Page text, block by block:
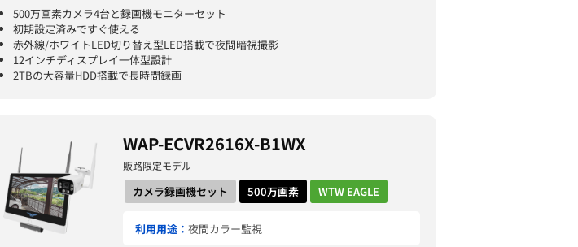
500万画素カメラ4台と録画機モニターセット
初期設定済みですぐ使える
赤外線/ホワイトLED切り替え型LED搭載で夜間暗視撮影
12インチディスプレイ一体型設計
2TBの大容量HDD搭載で長時間録画
WAP-ECVR2616X-B1WX
販路限定モデル
カメラ録画機セット 500万画素 WTW EAGLE
利用用途： 夜間カラー監視